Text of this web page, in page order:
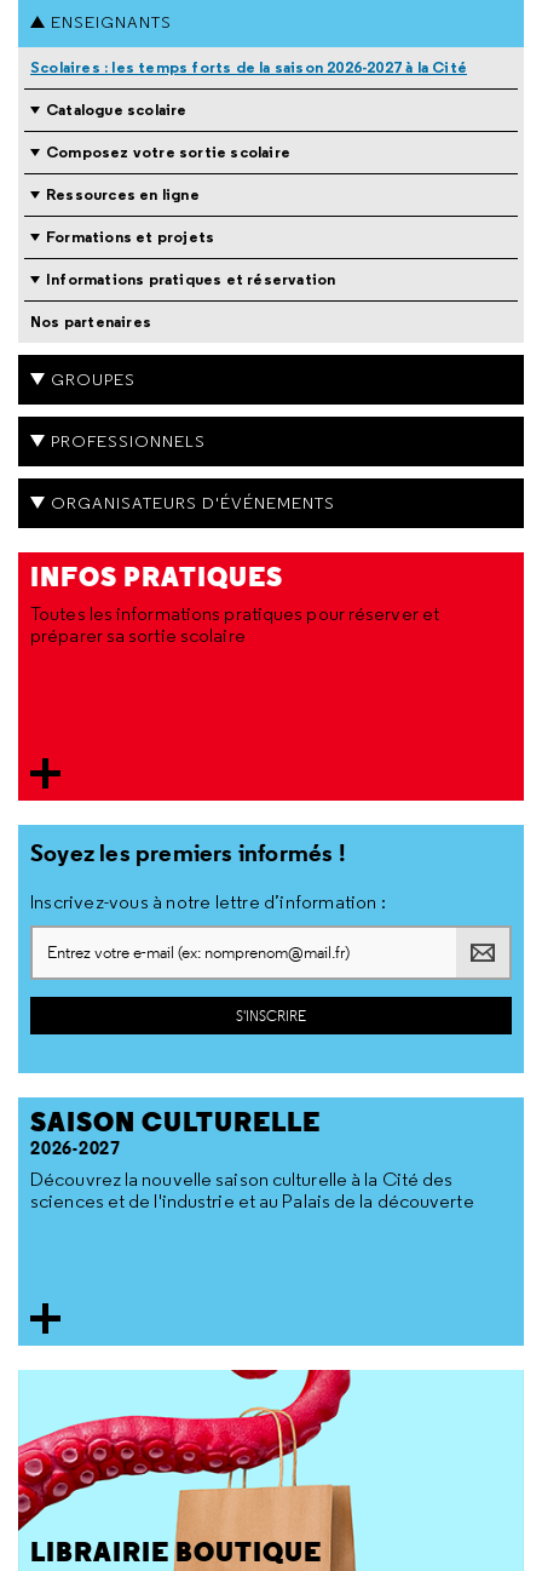
ENSEIGNANTS
Scolaires : les temps forts de la saison 2026-2027 à la Cité
Catalogue scolaire
Composez votre sortie scolaire
Ressources en ligne
Formations et projets
Informations pratiques et réservation
Nos partenaires
GROUPES
PROFESSIONNELS
ORGANISATEURS D'ÉVÉNEMENTS
INFOS PRATIQUES
Toutes les informations pratiques pour réserver et
préparer sa sortie scolaire
Soyez les premiers informés !
Inscrivez-vous à notre lettre d’information :
SAISON CULTURELLE
2026-2027
Découvrez la nouvelle saison culturelle à la Cité des
sciences et de l'industrie et au Palais de la découverte
LIBRAIRIE BOUTIQUE